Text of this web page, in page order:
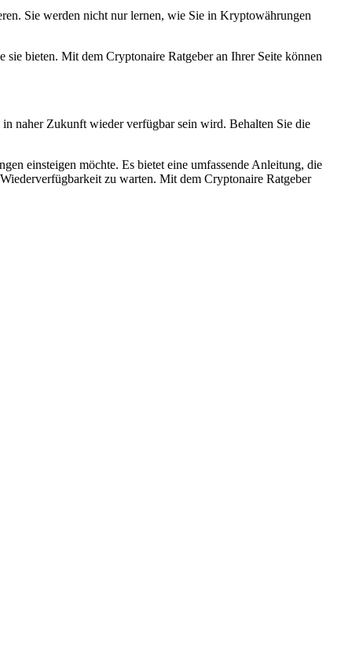
Sie werden nicht nur lernen, wie Sie in Kryptowährungen
bieten. Mit dem Cryptonaire Ratgeber an Ihrer Seite können
naher Zukunft wieder verfügbar sein wird. Behalten Sie die
einsteigen möchte. Es bietet eine umfassende Anleitung, die
zu warten. Mit dem Cryptonaire Ratgeber